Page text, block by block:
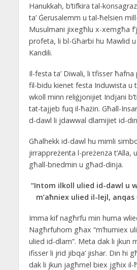
Hanukkah, b’tifkira tal-
ta’ Ġerusalemm u tal-ħelsien
Musulmani jixegħlu x-xemgħa
profeta, li bl-Għarbi hu Mawlid
Kandili.
Il-festa ta’ Diwali, li tfisser
fil-bidu kienet festa Induwista u
wkoll minn reliġjonijiet Indjani
tat-tajjeb fuq il-ħażin. Għall-
d-dawl li jdawwal dlamijiet id-
Għalhekk id-dawl hu mimli
jirrappreżenta l-preżenza t’Alla,
għall-bnedmin u għad-dinja.
“Intom ilkoll ulied id-dawl u
m’aħniex ulied il-lejl,
Imma kif nagħrfu min huma
Nagħrfuhom għax “m’humiex
ulied id-dlam”. Meta dak li jkun
ifisser li jrid jibqa’ jishar. Din hi
dak li jkun jagħmel biex jgħix il-